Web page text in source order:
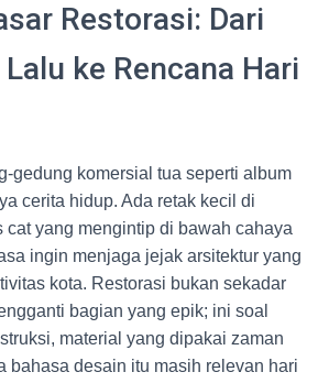
Restorasi: Dari
ke Rencana Hari
gedung komersial tua seperti album
cerita hidup. Ada retak kecil di
cat yang mengintip di bawah cahaya
ingin menjaga jejak arsitektur yang
kota. Restorasi bukan sekadar
bagian yang epik; ini soal
material yang dipakai zaman
bahasa desain itu masih relevan hari